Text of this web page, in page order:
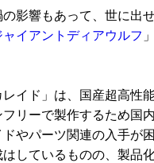
影響もあって、世に出
ャイアントディアウルフ
イド」は、国産超高性
リーで製作するため国
やパーツ関連の入手が
はしているものの、製品